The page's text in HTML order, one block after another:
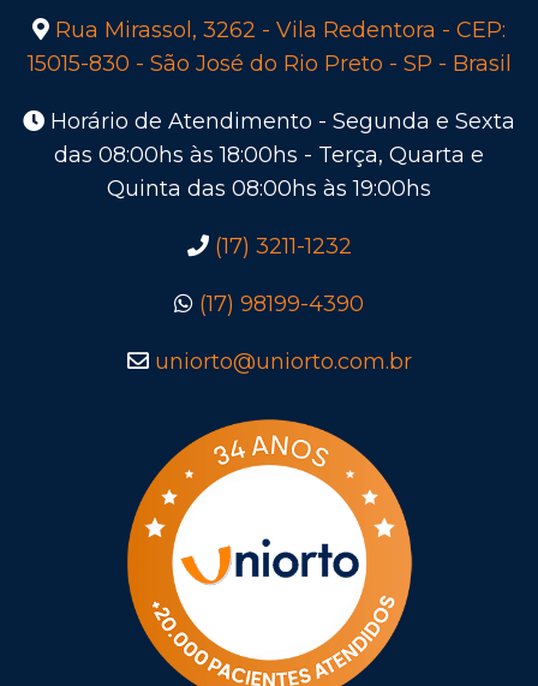
Rua Mirassol, 3262 - Vila Redentora - CEP:
15015-830 - São José do Rio Preto - SP - Brasil
Horário de Atendimento - Segunda e Sexta
das 08:00hs às 18:00hs - Terça, Quarta e
Quinta das 08:00hs às 19:00hs
(17) 3211-1232
(17) 98199-4390
uniorto@uniorto.com.br